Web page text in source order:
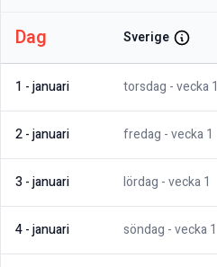
Dag Sverige
1 -januari torsdag - vecka1
2-januari fredag - vecka1
3 -januari lördag - vecka1
4-januari söndag - vecka1